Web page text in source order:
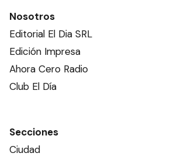
Nosotros
Editorial El Dia SRL
Edición Impresa
Ahora Cero Radio
Club El Día
Secciones
Ciudad